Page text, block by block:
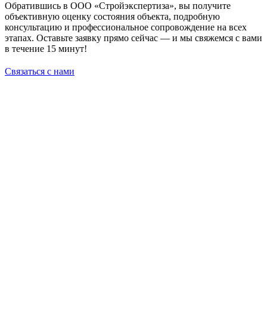
Обратившись в ООО «Стройэкспертиза», вы получите
объективную оценку состояния объекта, подробную
консультацию и профессиональное сопровождение на всех
этапах. Оставьте заявку прямо сейчас — и мы свяжемся с вами
в течение 15 минут!
Связаться с нами